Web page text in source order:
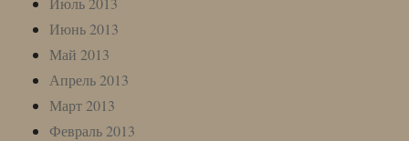
Июнь 2013
Май 2013
Апрель 2013
Март 2013
Февраль 2013